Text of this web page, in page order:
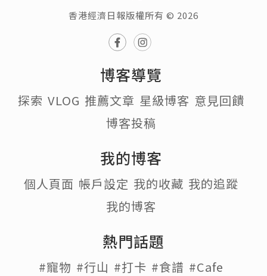
香港經濟日報版權所有 © 2026
博客導覽
探索 VLOG 推薦文章 星級博客 意見回饋
博客投稿
我的博客
個人頁面 帳戶設定 我的收藏 我的追蹤
我的博客
熱門話題
#寵物 #行山 #打卡 #食譜 #Cafe